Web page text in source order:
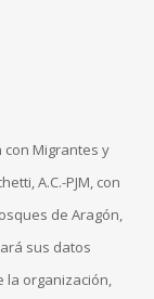
Migrantes y
A.C.-PJM, con
de Aragón,
sus datos
la organización,